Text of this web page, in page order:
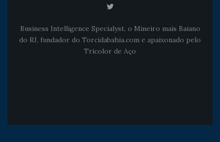
Business Intelligence Specialyst, o Mineiro mais Baiano
do RJ, fundador do Torcidabahia.com e apaixonado pelo
Tricolor de Aço